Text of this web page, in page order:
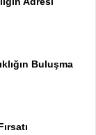
Buluşma